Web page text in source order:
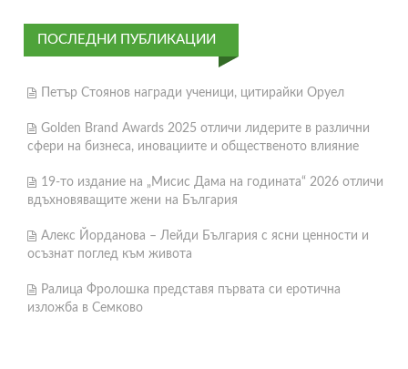
ПОСЛЕДНИ ПУБЛИКАЦИИ
Петър Стоянов награди ученици, цитирайки Оруел
Golden Brand Awards 2025 отличи лидерите в различни
сфери на бизнеса, иновациите и общественото влияние
19-то издание на „Мисис Дама на годината“ 2026 отличи
вдъхновяващите жени на България
Алекс Йорданова – Лейди България с ясни ценности и
осъзнат поглед към живота
Ралица Фролошка представя първата си еротична
изложба в Семково